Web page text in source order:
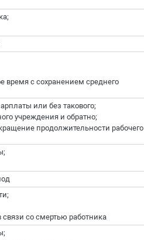
с сохранением среднего
или без такового;
учреждения и обратно;
продолжительности рабочего
со смертью работника